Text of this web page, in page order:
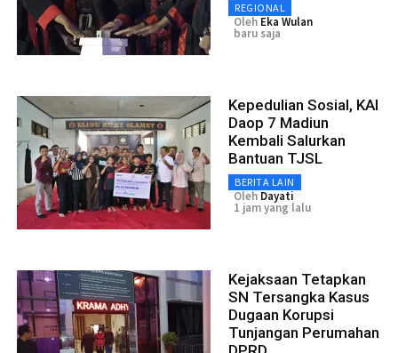
REGIONAL
Oleh Eka Wulan
baru saja
Kepedulian Sosial, KAI
Daop 7 Madiun
Kembali Salurkan
Bantuan TJSL
BERITA LAIN
Oleh Dayati
1 jam yang lalu
Kejaksaan Tetapkan
SN Tersangka Kasus
Dugaan Korupsi
Tunjangan Perumahan